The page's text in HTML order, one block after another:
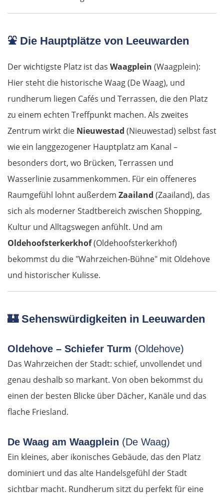
⛲ Die Hauptplätze von Leeuwarden
Der wichtigste Platz ist das Waagplein (Waagplein):
Hier steht die historische Waag (De Waag), und
rundherum liegen Cafés und Terrassen, die den Platz
zu einem echten Treffpunkt machen. Als zweites
Zentrum wirkt die Nieuwestad (Nieuwestad) selbst fast
wie ein langgezogener Hauptplatz am Kanal –
besonders dort, wo Brücken, Terrassen und
Wasserlinie zusammenkommen. Für ein offeneres
Raumgefühl lohnt außerdem Zaailand (Zaailand), das
sich als moderner Stadtbereich zwischen Shopping,
Kultur und Alltagswegen anfühlt. Und am
Oldehoofsterkerkhof(Oldehoofsterkerkhof)
bekommst du die "Wahrzeichen-Bühne" mit Oldehove
und historischer Kulisse.
🏰Sehenswürdigkeiten in Leeuwarden
Oldehove – Schiefer Turm (Oldehove)
Das Wahrzeichen der Stadt: schief, unvollendet und
genau deshalb so markant. Von oben bekommst du
einen der besten Blicke über Dächer, Kanäle und das
flache Friesland.
De Waag am Waagplein (De Waag)
Ein kleines, aber ikonisches Gebäude, das den Platz
dominiert und das alte Handelsgefühl der Stadt
sichtbar macht. Rundherum sitzt du perfekt für eine